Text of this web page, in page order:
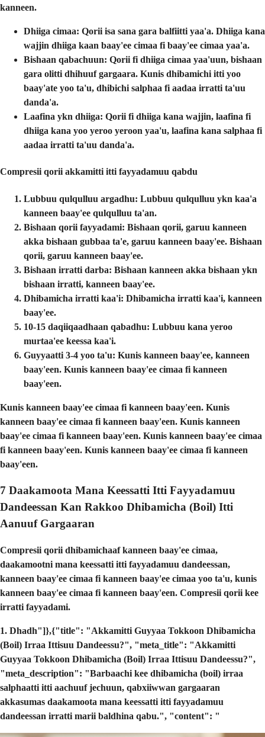
kanneen.
Dhiiga cimaa: Qorii isa sana gara balfiitti yaa'a. Dhiiga kana
wajjin dhiiga kaan baay'ee cimaa fi baay'ee cimaa yaa'a.
Bishaan qabachuun: Qorii fi dhiiga cimaa yaa'uun, bishaan
gara olitti dhihuuf gargaara. Kunis dhibamichi itti yoo
baay'ate yoo ta'u, dhibichi salphaa fi aadaa irratti ta'uu
danda'a.
Laafina ykn dhiiga: Qorii fi dhiiga kana wajjin, laafina fi
dhiiga kana yoo yeroo yeroon yaa'u, laafina kana salphaa fi
aadaa irratti ta'uu danda'a.
Compresii qorii akkamitti itti fayyadamuu qabdu
Lubbuu qulqulluu argadhu: Lubbuu qulqulluu ykn kaa'a
kanneen baay'ee qulqulluu ta'an.
Bishaan qorii fayyadami: Bishaan qorii, garuu kanneen
akka bishaan gubbaa ta'e, garuu kanneen baay'ee. Bishaan
qorii, garuu kanneen baay'ee.
Bishaan irratti darba: Bishaan kanneen akka bishaan ykn
bishaan irratti, kanneen baay'ee.
Dhibamicha irratti kaa'i: Dhibamicha irratti kaa'i, kanneen
baay'ee.
10-15 daqiiqaadhaan qabadhu: Lubbuu kana yeroo
murtaa'ee keessa kaa'i.
Guyyaatti 3-4 yoo ta'u: Kunis kanneen baay'ee, kanneen
baay'een. Kunis kanneen baay'ee cimaa fi kanneen
baay'een.
Kunis kanneen baay'ee cimaa fi kanneen baay'een. Kunis
kanneen baay'ee cimaa fi kanneen baay'een. Kunis kanneen
baay'ee cimaa fi kanneen baay'een. Kunis kanneen baay'ee cimaa
fi kanneen baay'een. Kunis kanneen baay'ee cimaa fi kanneen
baay'een.
7 Daakamoota Mana Keessatti Itti Fayyadamuu
Dandeessan Kan Rakkoo Dhibamicha (Boil) Itti
Aanuuf Gargaaran
Compresii qorii dhibamichaaf kanneen baay'ee cimaa,
daakamootni mana keessatti itti fayyadamuu dandeessan,
kanneen baay'ee cimaa fi kanneen baay'ee cimaa yoo ta'u, kunis
kanneen baay'ee cimaa fi kanneen baay'een. Compresii qorii kee
irratti fayyadami.
1. Dhadh"]},{"title": "Akkamitti Guyyaa Tokkoon Dhibamicha
(Boil) Irraa Ittisuu Dandeessu?", "meta_title": "Akkamitti
Guyyaa Tokkoon Dhibamicha (Boil) Irraa Ittisuu Dandeessu?",
"meta_description": "Barbaachi kee dhibamicha (boil) irraa
salphaatti itti aachuuf jechuun, qabxiiwwan gargaaran
akkasumas daakamoota mana keessatti itti fayyadamuu
dandeessan irratti marii baldhina qabu.", "content": "